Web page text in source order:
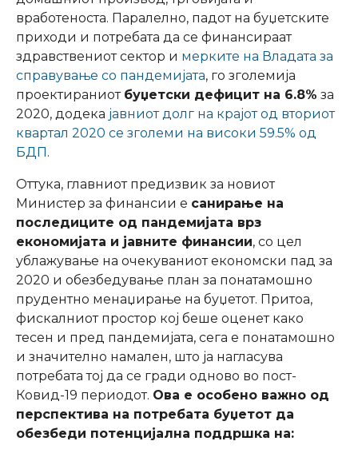
вработеноста. Паралелно, падот на буџетските
приходи и потребата да се финансираат
здравствениот сектор и мерките на Владата за
справување со пандемијата, го зголемиja
проектираниот буџетски дефицит на 6.8% за
2020, додека јавниот долг на крајот од вториот
квартал 2020 се зголеми на високи 59.5% од
БДП .
Оттука, главниот предизвик за новиот
Министер за финансии е санирање на
последиците од пандемијата врз
економијата и јавните финансии, со цел
ублажување на очекуваниот економски пад за
2020 и обезбедување план за понатамошно
прудентно менаџирање на буџетот. Притоа,
фискалниот простор кој беше оценет како
тесен и пред пандемијата, сега е понатамошно
и значително намален, што ја нагласува
потребата тој да се гради одново во пост-
Ковид-19 периодот. Ова е особено важно од
перспектива на потребата буџетот да
обезбеди потенцијална поддршка на: